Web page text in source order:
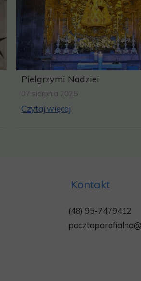
Pielgrzymi Nadziei
07 sierpnia 2025
Czytaj więcej
Kontakt
(48) 95-7479412